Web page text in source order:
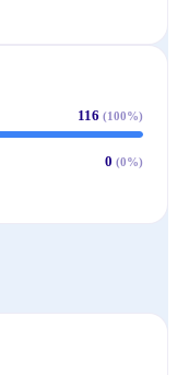
116 (100%)
0 (0%)